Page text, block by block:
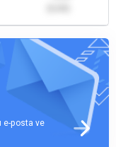
e-posta ve